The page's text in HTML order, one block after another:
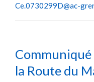
Ce.0730299D@ac-
la Route du